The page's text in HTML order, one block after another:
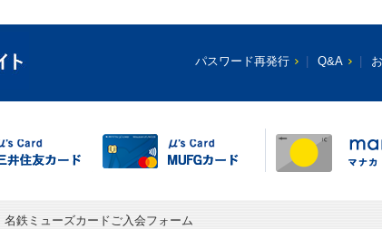
パスワード再発行 Q&A
鉄ミューズカードご入会フォーム